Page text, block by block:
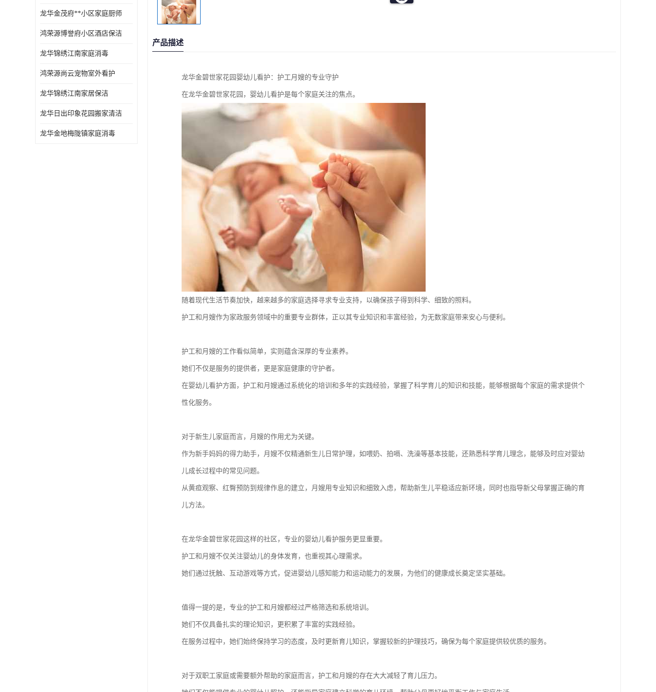
龙华金茂府**小区家庭厨师
鸿荣源博誉府小区酒店保洁
龙华锦绣江南家庭消毒
鸿荣源尚云宠物室外看护
龙华锦绣江南家居保洁
龙华日出印象花园搬家清洁
龙华金地梅陇镇家庭消毒
产品描述
龙华金碧世家花园婴幼儿看护：护工月嫂的专业守护
在龙华金碧世家花园，婴幼儿看护是每个家庭关注的焦点。
随着现代生活节奏加快，越来越多的家庭选择寻求专业支持，以确保孩子得到科学、细致的照料。
护工和月嫂作为家政服务领域中的重要专业群体，正以其专业知识和丰富经验，为无数家庭带来安心与便利。
护工和月嫂的工作看似简单，实则蕴含深厚的专业素养。
她们不仅是服务的提供者，更是家庭健康的守护者。
在婴幼儿看护方面，护工和月嫂通过系统化的培训和多年的实践经验，掌握了科学育儿的知识和技能，能够根据每个家庭的需求提供个
性化服务。
对于新生儿家庭而言，月嫂的作用尤为关键。
作为新手妈妈的得力助手，月嫂不仅精通新生儿日常护理，如喂奶、拍嗝、洗澡等基本技能，还熟悉科学育儿理念，能够及时应对婴幼
儿成长过程中的常见问题。
从黄疸观察、红臀预防到规律作息的建立，月嫂用专业知识和细致入虑，帮助新生儿平稳适应新环境，同时也指导新父母掌握正确的育
儿方法。
在龙华金碧世家花园这样的社区，专业的婴幼儿看护服务更显重要。
护工和月嫂不仅关注婴幼儿的身体发育，也重视其心理需求。
她们通过抚触、互动游戏等方式，促进婴幼儿感知能力和运动能力的发展，为他们的健康成长奠定坚实基础。
值得一提的是，专业的护工和月嫂都经过严格筛选和系统培训。
她们不仅具备扎实的理论知识，更积累了丰富的实践经验。
在服务过程中，她们始终保持学习的态度，及时更新育儿知识，掌握较新的护理技巧，确保为每个家庭提供较优质的服务。
对于双职工家庭或需要额外帮助的家庭而言，护工和月嫂的存在大大减轻了育儿压力。